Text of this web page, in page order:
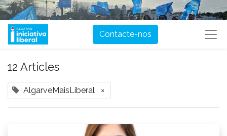
Contacte-nos
12 Articles
AlgarveMaisLiberal ×